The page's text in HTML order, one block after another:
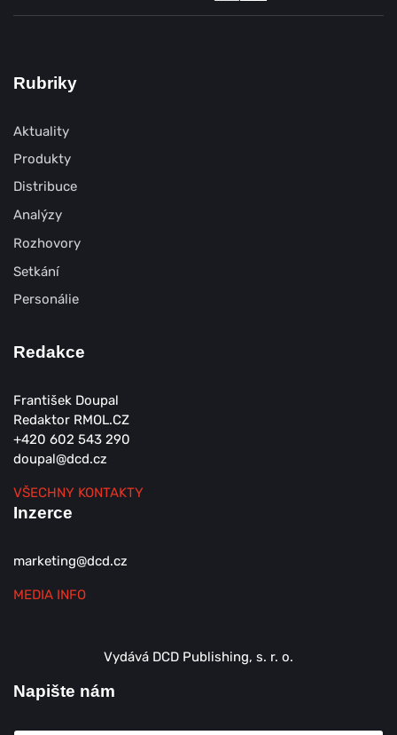
Rubriky
Aktuality
Produkty
Distribuce
Analýzy
Rozhovory
Setkání
Personálie
Redakce
František Doupal
Redaktor RMOL.CZ
+420 602 543 290
doupal@dcd.cz
VŠECHNY KONTAKTY
Inzerce
marketing@dcd.cz
MEDIA INFO
Vydává DCD Publishing, s. r. o.
Napište nám